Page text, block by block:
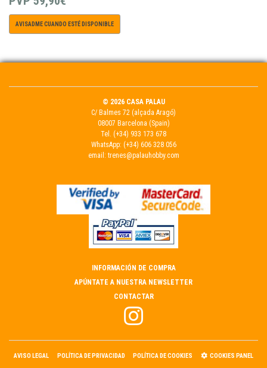
AVISADME CUANDO ESTÉ DISPONIBLE
© 2026 CASA PALAU
C/ Balmes 72 (alçada Aragó)
08007 Barcelona (Spain)
Tel. (+34) 933 173 678
WhatsApp: (+34) 606 328 056
email: trenes@palauhobby.com
INFORMACIÓN DE COMPRA
APÚNTATE A NUESTRA NEWSLETTER
CONTACTAR
AVISO LEGAL POLÍTICA DE PRIVACIDAD POLÍTICA DE COOKIES COOKIES PANEL